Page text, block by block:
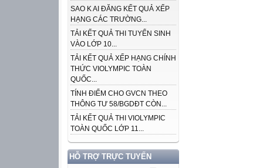
SAO K AI ĐĂNG KẾT QUẢ XẾP
HẠNG CÁC TRƯỜNG...
TẢI KẾT QUẢ THI TUYỂN SINH
VÀO LỚP 10...
TẢI KẾT QUẢ XẾP HẠNG CHÍNH
THỨC VIOLYMPIC TOÀN
QUỐC...
TÍNH ĐIỂM CHO GVCN THEO
THÔNG TƯ 58/BGDĐT CÒN...
TẢI KẾT QUẢ THI VIOLYMPIC
TOÀN QUỐC LỚP 11...
HỖ TRỢ TRỰC TUYẾN